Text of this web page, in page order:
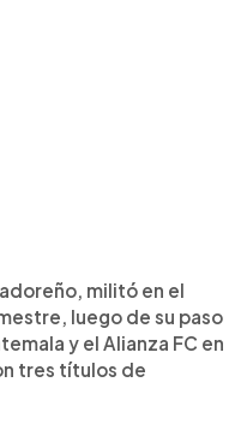
militó en el
luego de su paso
y el Alianza FC en
tres títulos de